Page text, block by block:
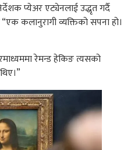
प्येअर एट्येनलाई उद्धृत गर्दै
कलानुरागी व्यक्तिको सपना हो।
रेमन्ड हेकिङ त्यसको